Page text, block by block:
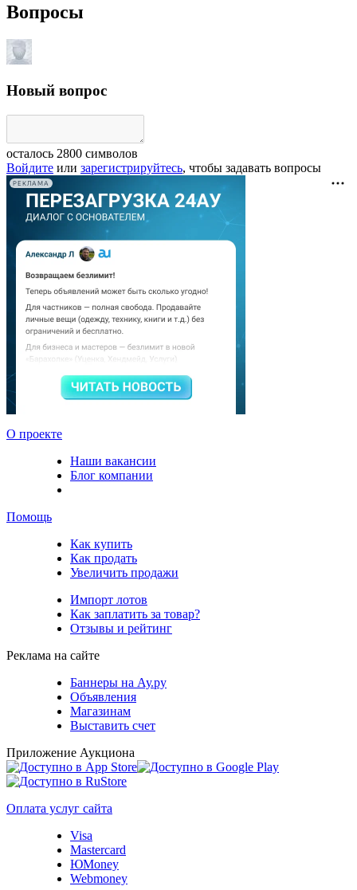
Вопросы
Новый вопрос
осталось 2800 символов
Войдите или зарегистрируйтесь, чтобы задавать вопросы
РЕКЛАМА
О проекте
Наши вакансии
Блог компании
Помощь
Как купить
Как продать
Увеличить продажи
Импорт лотов
Как заплатить за товар?
Отзывы и рейтинг
Реклама на сайте
Баннеры на Ау.ру
Объявления
Магазинам
Выставить счет
Приложение Аукциона
Оплата услуг сайта
Visa
Mastercard
ЮMoney
Webmoney